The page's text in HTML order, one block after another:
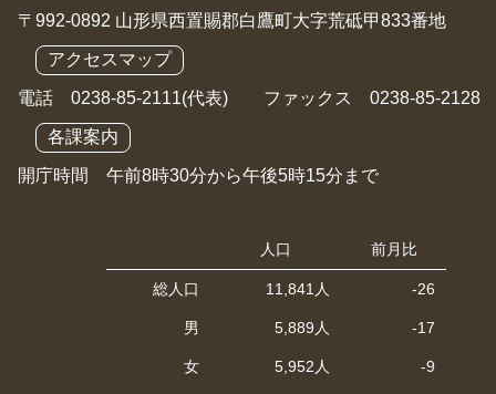
〒992-0892 山形県西置賜郡白鷹町大字荒砥甲833番地
アクセスマップ
電話 0238-85-2111(代表) ファックス 0238-85-2128
各課案内
開庁時間 午前8時30分から午後5時15分まで
人口 前月比
総人口 11,841人 -26
男 5,889人 -17
女 5,952人 -9